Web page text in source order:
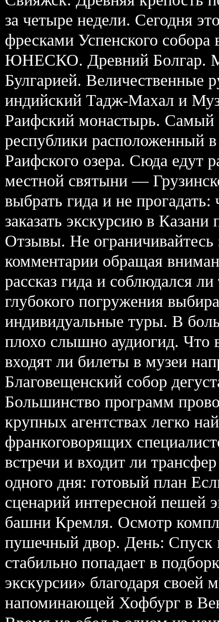
за четыре недели. Сегодня
фресками Успенского собора
ЮНЕСКО. Древний Болгар.
Булгарией. Величественные
индийский Тадж-Махал и
Раифский монастырь. Самый
республики расположенный
Раифского озера. Сюда едут
местной святыни —
выбрать гида и не
заказать экскурсию в
Отзывы. Не ограничивайтесь
комментарии обращая
рассказ гида и соблюдался
глубокого погружения
индивидуальные туры. В
плохо слышно аудиогид. Что
входят ли билеты в музеи
Благовещенский собор
Большинство программ
крупных агентствах легко
франкоговорящих
встречи и входит ли
одного дня: готовый план
сценарий интересной пешей
башни Кремля. Осмотр
пушечный двор. День: Спуск
стабильно попадает в
экскурсии» благодаря своей
напоминающей Хофбург в